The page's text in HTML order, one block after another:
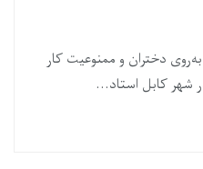
دختران و ممنوعیت کار
شهر کابل استاد...